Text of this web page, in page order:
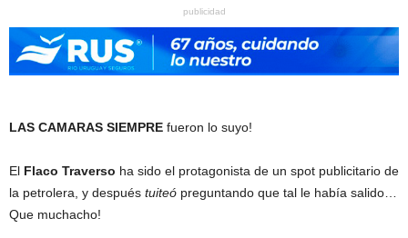
publicidad
LAS CAMARAS SIEMPRE fueron lo suyo!
El Flaco Traverso ha sido el protagonista de un spot publicitario de
la petrolera, y después tuiteó preguntando que tal le había salido…
Que muchacho!